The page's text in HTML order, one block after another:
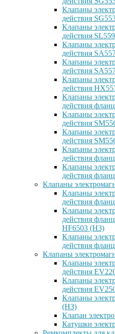
Клапаны
действия
Клапаны
действия
Клапаны
действия
Клапаны
действия
Клапаны
действия
Клапаны
действия
Клапаны
действия
Клапаны
действия
Клапаны
действия
Клапаны
действия
Клапаны
Клапаны
действия
Клапаны
действия
HF6503 (Н3)
Клапаны
действия
Клапаны
Клапаны
действия
Клапаны
действия
Клапаны
(НЗ)
Клапан
Катушки